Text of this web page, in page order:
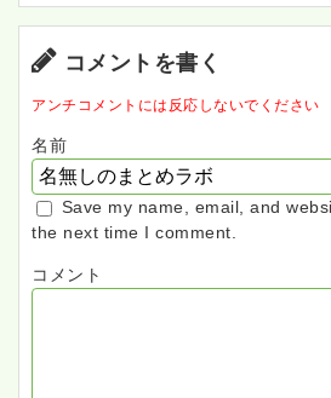
コメントを書く
アンチコメントには反応しないでください
名前
Save my name, email, and
the next time I comment.
コメント